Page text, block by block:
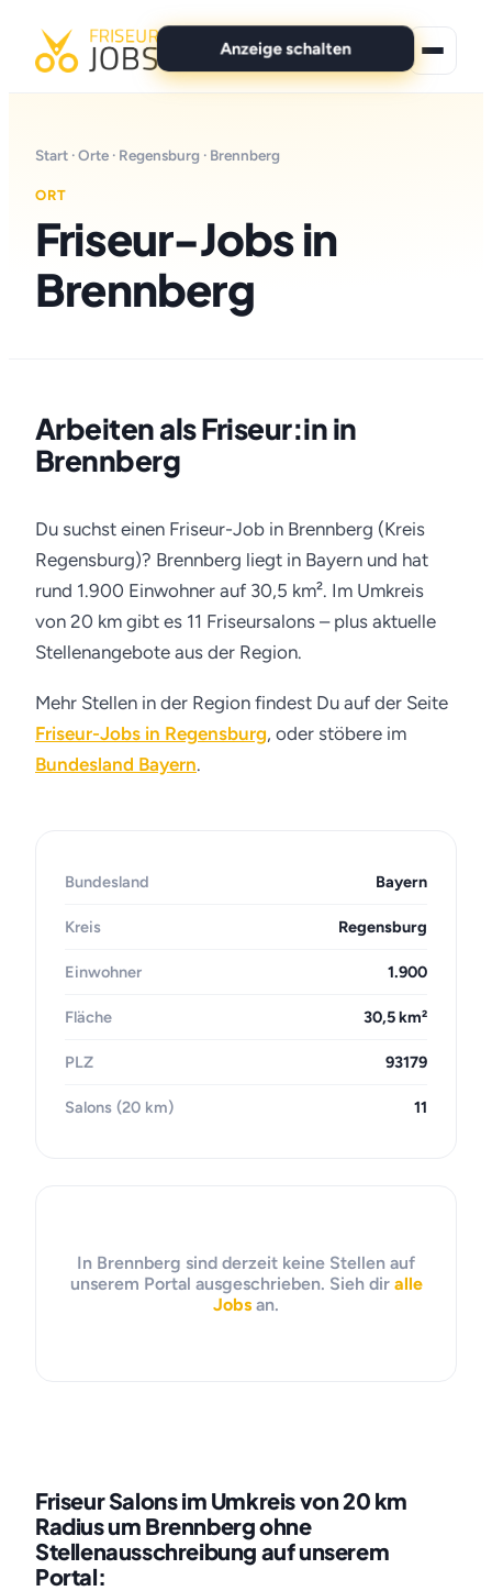
Anzeige schalten
Für Bewerber
Marken
Start ·Orte · Regensburg · Brennberg
ORT
Friseur-Jobs in
Brennberg
Arbeiten als Friseur:in in
Brennberg
Du suchst einen Friseur-Job in Brennberg (Kreis
Regensburg)? Brennberg liegt in Bayern und hat
rund 1.900 Einwohner auf 30,5 km². Im Umkreis
von 20 km gibt es 11 Friseursalons – plus aktuelle
Stellenangebote aus der Region.
Mehr Stellen in der Region findest Du auf der Seite
Friseur-Jobs in Regensburg, oder stöbere im
Bundesland Bayern.
Bundesland Bayern
Kreis Regensburg
Einwohner 1.900
Fläche 30,5 km²
PLZ 93179
Salons (20 km) 11
In Brennberg sind derzeit keine Stellen auf
unserem Portal ausgeschrieben. Sieh dir alle
Jobs an.
Friseur Salons im Umkreis von 20 km
Radius um Brennberg ohne
Stellenausschreibung auf unserem
Portal: